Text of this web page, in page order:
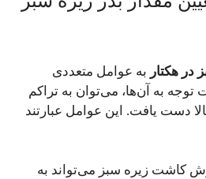
در هکتار به عوامل متعددی
به آن‌ها، می‌توان به تراکم
دست یافت. این عوامل عبارتند
کاشت زیره سبز می‌تواند به